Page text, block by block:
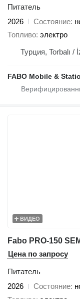
Питатель
2026
Состояние
Топливо электро
Турция, Torbalı /
ВИДЕО
Цена по запросу
Питатель
2026
Состояние